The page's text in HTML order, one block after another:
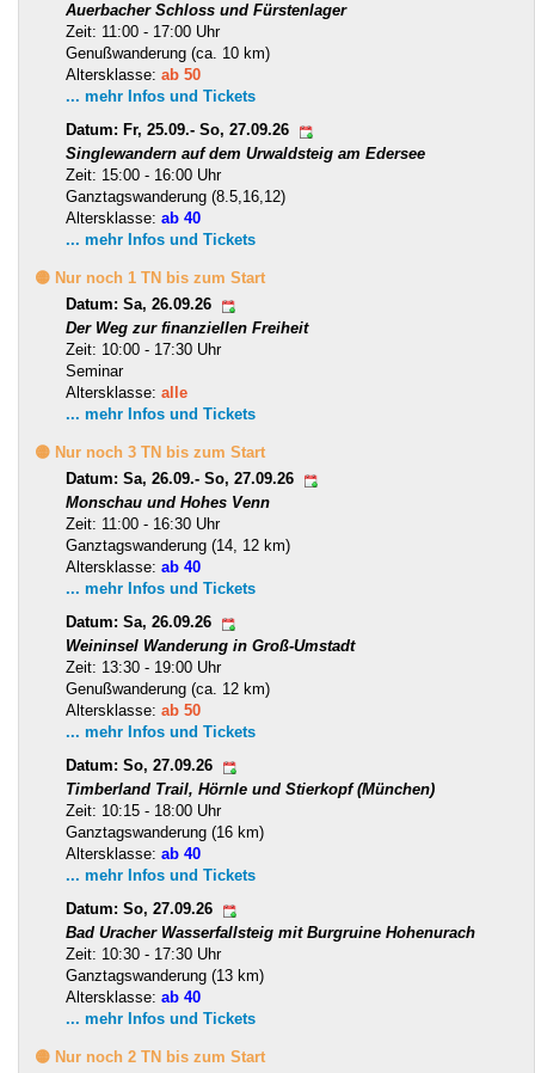
Auerbacher Schloss und Fürstenlager
Zeit: 11:00 - 17:00 Uhr
Genußwanderung (ca. 10 km)
Altersklasse: ab 50
... mehr Infos und Tickets
Datum: Fr, 25.09.- So, 27.09.26
Singlewandern auf dem Urwaldsteig am Edersee
Zeit: 15:00 - 16:00 Uhr
Ganztagswanderung (8.5,16,12)
Altersklasse: ab 40
... mehr Infos und Tickets
🟡 Nur noch 1 TN bis zum Start
Datum: Sa, 26.09.26
Der Weg zur finanziellen Freiheit
Zeit: 10:00 - 17:30 Uhr
Seminar
Altersklasse: alle
... mehr Infos und Tickets
🟡 Nur noch 3 TN bis zum Start
Datum: Sa, 26.09.- So, 27.09.26
Monschau und Hohes Venn
Zeit: 11:00 - 16:30 Uhr
Ganztagswanderung (14, 12 km)
Altersklasse: ab 40
... mehr Infos und Tickets
Datum: Sa, 26.09.26
Weininsel Wanderung in Groß-Umstadt
Zeit: 13:30 - 19:00 Uhr
Genußwanderung (ca. 12 km)
Altersklasse: ab 50
... mehr Infos und Tickets
Datum: So, 27.09.26
Timberland Trail, Hörnle und Stierkopf (München)
Zeit: 10:15 - 18:00 Uhr
Ganztagswanderung (16 km)
Altersklasse: ab 40
... mehr Infos und Tickets
Datum: So, 27.09.26
Bad Uracher Wasserfallsteig mit Burgruine Hohenurach
Zeit: 10:30 - 17:30 Uhr
Ganztagswanderung (13 km)
Altersklasse: ab 40
... mehr Infos und Tickets
🟡 Nur noch 2 TN bis zum Start